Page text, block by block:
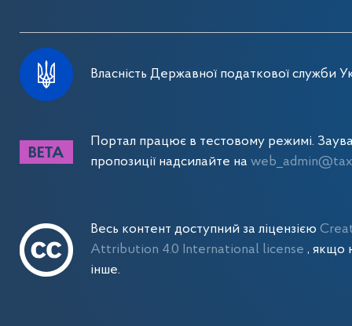
Власність Державної податкової служби
Портал працює в тестовому режимі.
пропозиції надсилайте на
Весь контент доступний за ліцензією
Attribution 4.0 International license , якщо
інше.